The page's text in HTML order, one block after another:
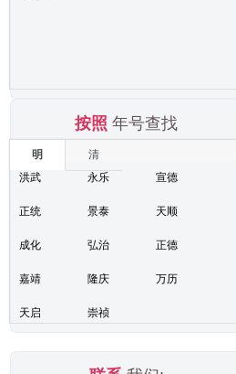
按照 年号查找
明
清
洪武
永乐 宣德
正统 景泰 天顺
成化 弘治 正德
嘉靖 隆庆 万历
天启 崇祯